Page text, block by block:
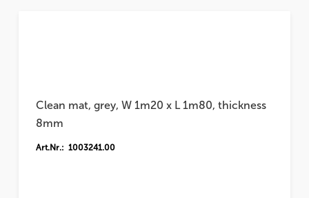
Clean mat, grey, W 1m20 x L 1m80, thickness
8mm
Art.Nr.: 1003241.00